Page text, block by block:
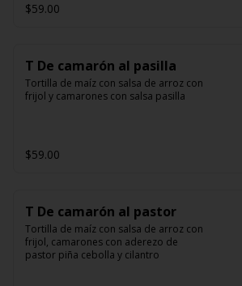
$59.00
T De camarón al pasilla
Tortilla de maíz con salsa de arroz con
frijol y camarones con salsa pasilla
$59.00
T De camarón al pastor
Tortilla de maíz con salsa de arroz con
frijol, camarones con aderezo de
pastor piña cebolla y cilantro